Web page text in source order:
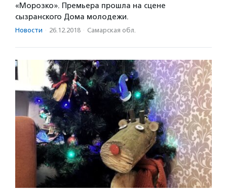
«Морозко». Премьера прошла на сцене
сызранского Дома молодежи.
Новости · 26.12.2018 · Самарская обл.